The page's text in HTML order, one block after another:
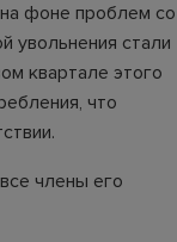
фоне проблем со
увольнения стали
квартале этого
что
члены его